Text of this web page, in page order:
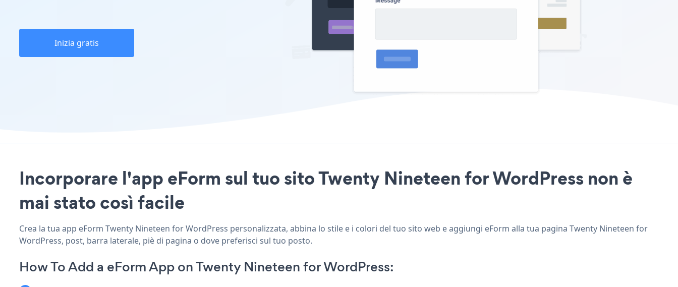
Inizia gratis
Incorporare l'app eForm sul tuo sito Twenty Nineteen for WordPress non è
mai stato così facile
Crea la tua app eForm Twenty Nineteen for WordPress personalizzata, abbina lo stile e i colori del tuo sito web e aggiungi eForm alla tua pagina Twenty Nineteen for
WordPress, post, barra laterale, piè di pagina o dove preferisci sul tuo posto.
How To Add a eForm App on Twenty Nineteen for WordPress: